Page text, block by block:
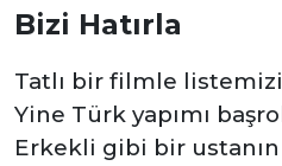
Bizi Hatırla
Tatlı bir filmle listemizi
Yine Türk yapımı
Erkekli gibi bir